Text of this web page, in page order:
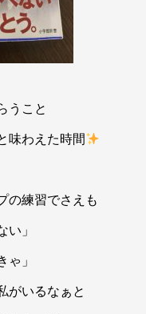
うこと
味わえた時間
の練習でさえも
い」
ゃ」
がいるなぁと